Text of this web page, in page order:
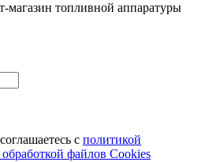
магазин топливной аппаратуры
с политикой
файлов Cookies